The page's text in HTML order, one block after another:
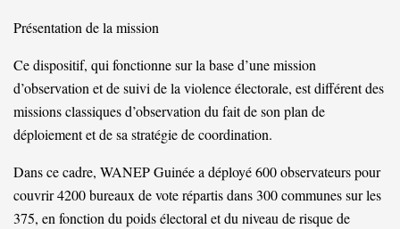
Présentation de la mission
Ce dispositif, qui fonctionne sur la base d’une mission
d’observation et de suivi de la violence électorale, est différent des
missions classiques d’observation du fait de son plan de
déploiement et de sa stratégie de coordination.
Dans ce cadre, WANEP Guinée a déployé 600 observateurs pour
couvrir 4200 bureaux de vote répartis dans 300 communes sur les
375, en fonction du poids électoral et du niveau de risque de